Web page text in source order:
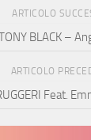
ARTICOLO
BLACK –
ARTICOLO
Feat.